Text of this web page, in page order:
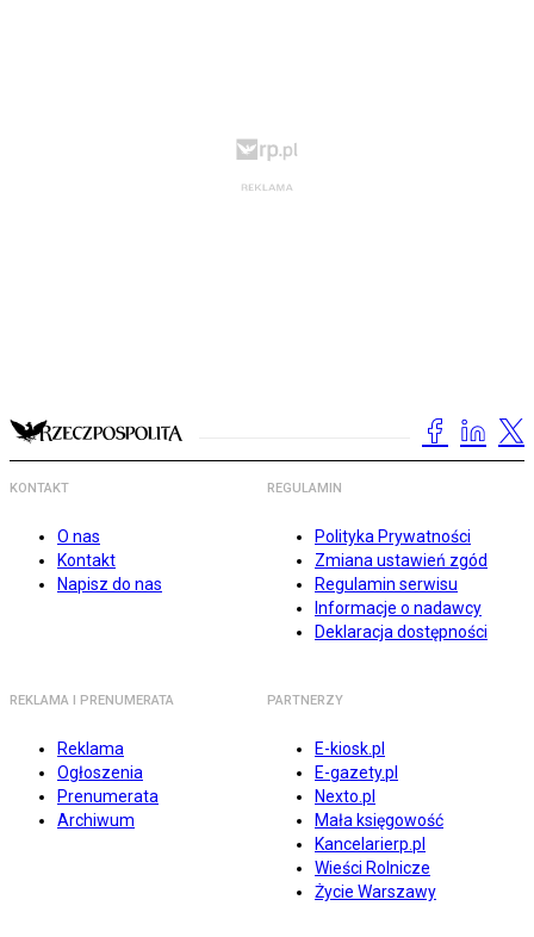
KONTAKT
O nas
Kontakt
Napisz do nas
REGULAMIN
Polityka Prywatności
Zmiana ustawień zgód
Regulamin serwisu
Informacje o nadawcy
Deklaracja dostępności
REKLAMA I PRENUMERATA
Reklama
Ogłoszenia
Prenumerata
Archiwum
PARTNERZY
E-kiosk.pl
E-gazety.pl
Nexto.pl
Mała księgowość
Kancelarierp.pl
Wieści Rolnicze
Życie Warszawy